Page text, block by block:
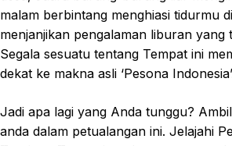
malam berbintang menghiasi tidurmu
menjanjikan pengalaman liburan yang
Segala sesuatu tentang Tempat ini
dekat ke makna asli ‘Pesona
Jadi apa lagi yang Anda tunggu?
anda dalam petualangan ini. Jelajahi